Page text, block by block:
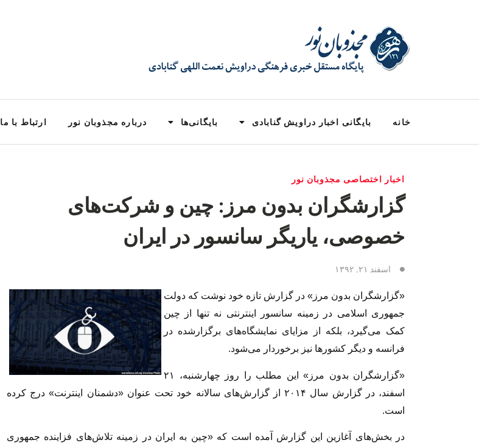
خانه بایگانی اخبار دراویش گنابادی بایگانی‌ها درباره مجذوبان نور ارتباط با ما
اخبار اختصاصی مجذوبان نور
گزارشگران بدون مرز: چین و شرکت‌های
خصوصی، یاریگر سانسور در ایران
اسفند ۲۱, ۱۳۹۲
«گزارشگران بدون مرز» در گزارش تازه خود نوشت که دولت
جمهوری اسلامی در زمینه سانسور اینترنتی نه تنها از چین
کمک می‌گیرد، بلکه از مزایای نمایشگاه‌های برگزارشده در
فرانسه و دیگر کشورها نیز برخوردار می‌شود.
«گزارشگران بدون مرز» این مطلب را روز چهارشنبه، ۲۱
اسفند، در گزارش سال ۲۰۱۴ از گزارش‌های سالانه خود تحت عنوان «دشمنان اینترنت» درج کرده‌
است.
در بخش‌های آغازین این گزارش آمده‌ است که «چین به ایران در زمینه تلاش‌های فزاینده جمهوری